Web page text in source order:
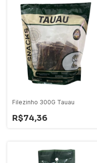
Filezinho 300G Tauau
R$74,36